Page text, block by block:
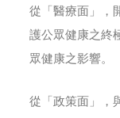
從「醫療面」，
護公眾健康之終
眾健康之影響。
從「政策面」，